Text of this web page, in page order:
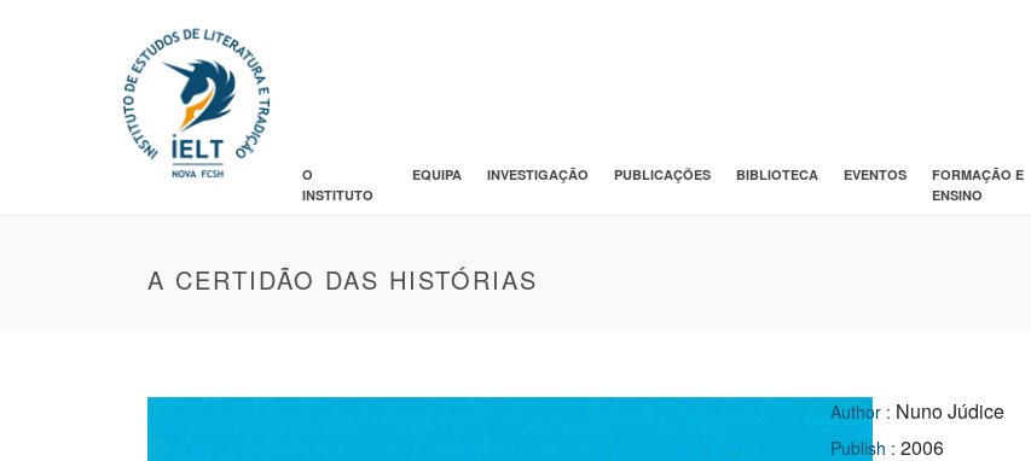
O
INSTITUTO
EQUIPA INVESTIGAÇÃO PUBLICAÇÕES BIBLIOTECA EVENTOS
FORMAÇÃO E
ENSINO
A CERTIDÃO DAS HISTÓRIAS
Author : Nuno Júdice
Publish : 2006